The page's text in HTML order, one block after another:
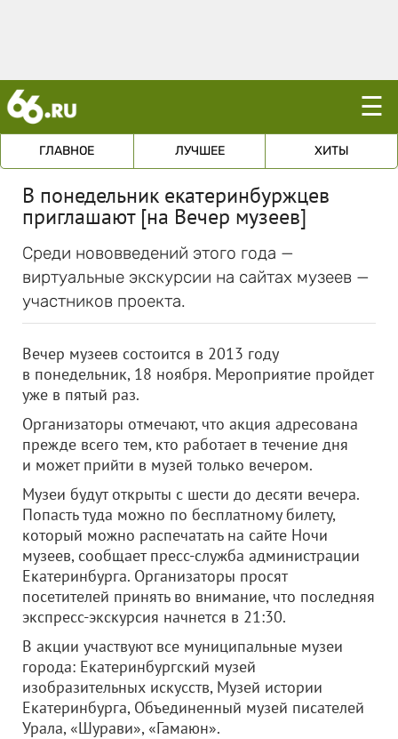
☰
ГЛАВНОЕ ЛУЧШЕЕ ХИТЫ
В понедельник екатеринбуржцев
приглашают [на Вечер музеев]
Среди нововведений этого года —
виртуальные экскурсии на сайтах музеев —
участников проекта.
Вечер музеев состоится в 2013 году
в понедельник, 18 ноября. Мероприятие пройдет
уже в пятый раз.
Организаторы отмечают, что акция адресована
прежде всего тем, кто работает в течение дня
и может прийти в музей только вечером.
Музеи будут открыты с шести до десяти вечера.
Попасть туда можно по бесплатному билету,
который можно распечатать на сайте Ночи
музеев, сообщает пресс-служба администрации
Екатеринбурга. Организаторы просят
посетителей принять во внимание, что последняя
экспресс-экскурсия начнется в 21:30.
В акции участвуют все муниципальные музеи
города: Екатеринбургский музей
изобразительных искусств, Музей истории
Екатеринбурга, Объединенный музей писателей
Урала, «Шурави», «Гамаюн».